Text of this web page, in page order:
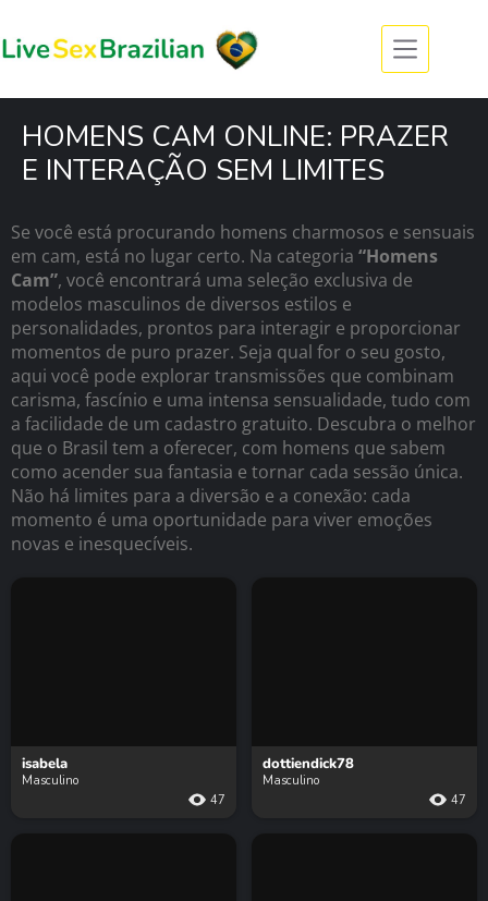
HOMENS CAM ONLINE: PRAZER
E INTERAÇÃO SEM LIMITES
Se você está procurando homens charmosos e sensuais
em cam, está no lugar certo. Na categoria “Homens
Cam”, você encontrará uma seleção exclusiva de
modelos masculinos de diversos estilos e
personalidades, prontos para interagir e proporcionar
momentos de puro prazer. Seja qual for o seu gosto,
aqui você pode explorar transmissões que combinam
carisma, fascínio e uma intensa sensualidade, tudo com
a facilidade de um cadastro gratuito. Descubra o melhor
que o Brasil tem a oferecer, com homens que sabem
como acender sua fantasia e tornar cada sessão única.
Não há limites para a diversão e a conexão: cada
momento é uma oportunidade para viver emoções
novas e inesquecíveis.
isabela
Masculino
47
dottiendick78
Masculino
47